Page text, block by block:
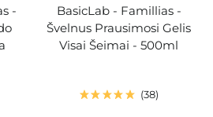
-
BasicLab - Famillias -
Švelnus Prausimosi Gelis
Visai Šeimai - 500ml
38